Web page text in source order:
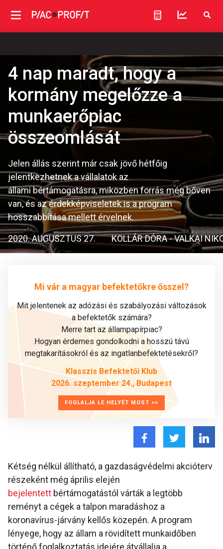
4 nap maradt, hogy a
kormány megelőzze a
munkaerőpiac
összeomlását
Jelen állás szerint már csak jövő hétfőig
jelentkezhetnek a vállalatok az
állami bértámogatásra, miközben forrás még bőven
van, és az érdekképviseletek is a program
hosszabbítása mellett érvelnek.
2020. AUGUSZTUS 27. KOLLÁR DÓRA - VALKAI
Mi vár a magyar befektetőkre ősszel?
Mit jelentenek az adózási és szabályozási változások
a befektetők számára?
Merre tart az állampapírpiac?
Hogyan érdemes gondolkodni a hosszú távú
megtakarításokról és az ingatlanbefektetésekről?
Klasszis Befektetői Klub
2026. szeptember 24., Budapest
FOGLALJA LE HELYÉT MOST >>
Kétség nélkül állítható, a gazdaságvédelmi akcióterv
részeként még április elején
bejelentett bértámogatástól várták a legtöbb
reményt a cégek a talpon maradáshoz a
koronavírus-járvány kellős közepén. A program
lényege, hogy az állam a rövidített munkaidőben
történő foglalkoztatás idejére átvállalja a